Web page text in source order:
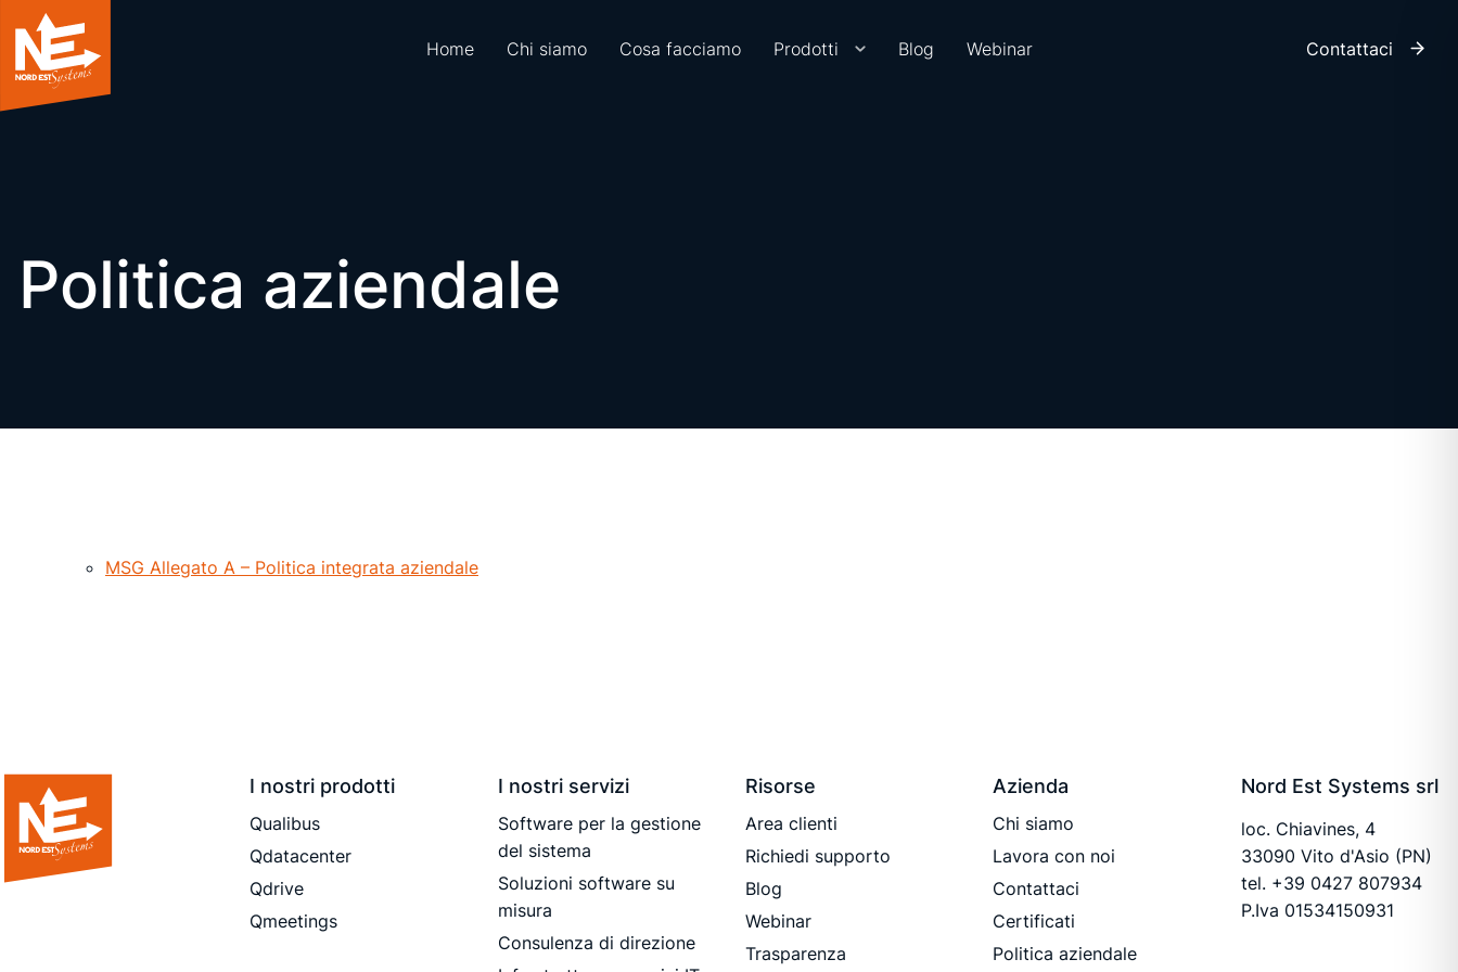
Home Chi siamo Cosa facciamo Prodotti Blog Webinar Contattaci
Politica aziendale
MSG Allegato A – Politica integrata aziendale
I nostri prodotti
Qualibus
Qdatacenter
Qdrive
Qmeetings
I nostri servizi
Software per la gestione
del sistema
Soluzioni software su
misura
Consulenza di direzione
Risorse
Area clienti
Richiedi supporto
Blog
Webinar
Trasparenza
Azienda
Chi siamo
Lavora con noi
Contattaci
Certificati
Politica aziendale
Nord Est Systems srl
loc. Chiavines, 4
33090 Vito d'Asio (PN)
tel. +39 0427 807934
P.Iva 01534150931